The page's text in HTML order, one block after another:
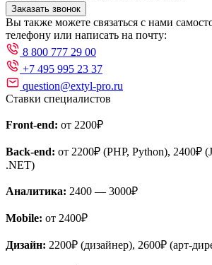
Заказать звонок
Вы также можете связаться с нами
телефону или написать на почту:
8 800 777 29 00
+7 495 995 23 37
question@extyl-pro.ru
Ставки специалистов
Front-end: от 2200₽
Back-end: от 2200₽ (PHP, Python), 2400₽
.NET)
Аналитика: 2400 — 3000₽
Mobile: от 2400₽
Дизайн: 2200₽ (дизайнер), 2600₽ (арт-